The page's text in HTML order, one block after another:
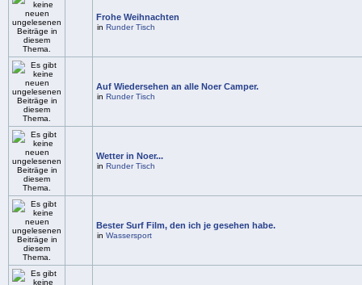
Frohe Weihnachten
in Runder Tisch
Auf Wiedersehen an alle Noer Camper.
in Runder Tisch
Wetter in Noer...
in Runder Tisch
Bester Surf Film, den ich je gesehen habe.
in Wassersport